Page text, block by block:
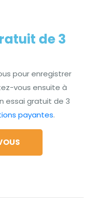
de 3
pour enregistrer
vous ensuite à
essai gratuit de 3
payantes.